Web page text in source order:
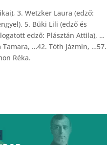
3. Wetzker Laura (edző:
5. Büki Lili (edző és
edző: Plásztán Attila), …
…42. Tóth Jázmin, …57.
Réka.